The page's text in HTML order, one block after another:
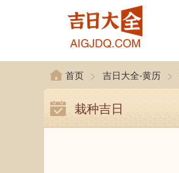
首页 > 吉日大全-黄历 >
栽种吉日